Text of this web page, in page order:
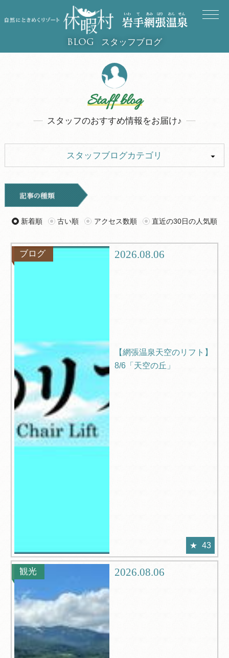
BLOG スタッフブログ
Staff blog
スタッフのおすすめ情報をお届け♪
スタッフブログカテゴリ
イベント
観光 グルメ
ツアー
新着順 古い順 アクセス数順 直近の30日の人気順
ブログ 2026.08.06
【網張温泉天空のリフト】
8/6「天空の丘」
43
観光 2026.08.06